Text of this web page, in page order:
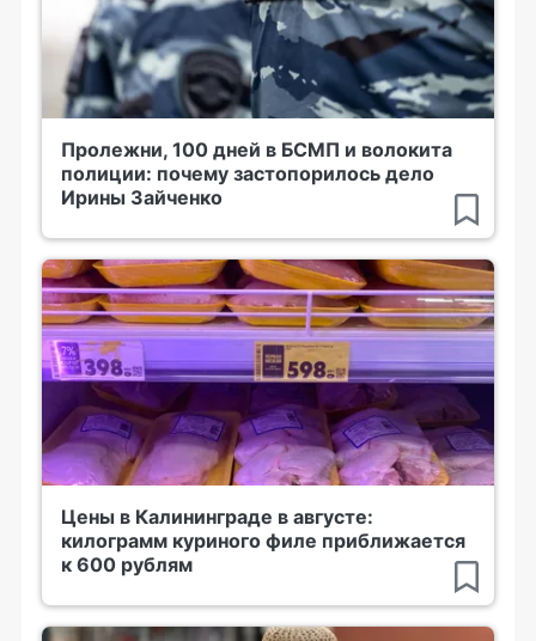
Пролежни, 100 дней в БСМП и волокита
полиции: почему застопорилось дело
Ирины Зайченко
Цены в Калининграде в августе:
килограмм куриного филе приближается
к 600 рублям